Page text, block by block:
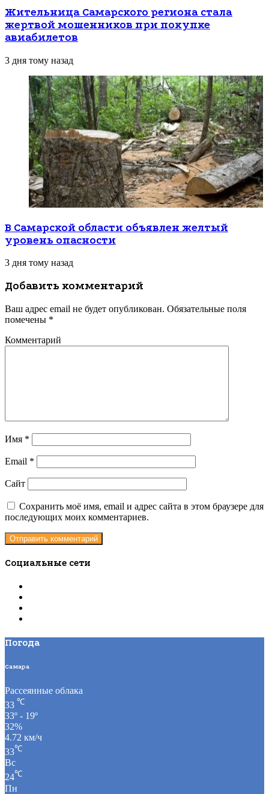
Жительница Самарского региона стала
жертвой мошенников при покупке
авиабилетов
3 дня тому назад
В Самарской области объявлен желтый
уровень опасности
3 дня тому назад
Добавить комментарий
Ваш адрес email не будет опубликован. Обязательные поля
помечены *
Комментарий
Имя *
Email *
Сайт
Сохранить моё имя, email и адрес сайта в этом браузере для
последующих моих комментариев.
Социальные сети
Погода
Самара
Рассеянные облака
33 ℃
33º - 19º
32%
4.72 км/ч
33℃
Вс
24℃
Пн